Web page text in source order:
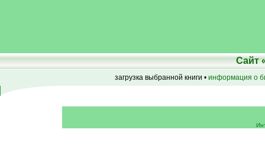
Сайт
загрузка выбранной книги • информация о